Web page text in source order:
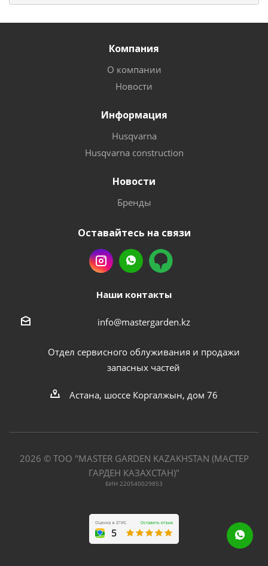
Компания
О компании
Новости
Информация
Husqvarna
Husqvarna construction
Новости
Бренды
Оставайтесь на связи
Наши контакты
info@mastergarden.kz
Отдел сервисного облуживания и продажи
запасных частей
Астана, шоссе Коргалжын, дом 76
2026 © ТОО "MASTER GARDEN KAZAKHSTAN (МАСТЕР
ГАРДЕН КАЗАХСТАН)"
БИН 220540029853